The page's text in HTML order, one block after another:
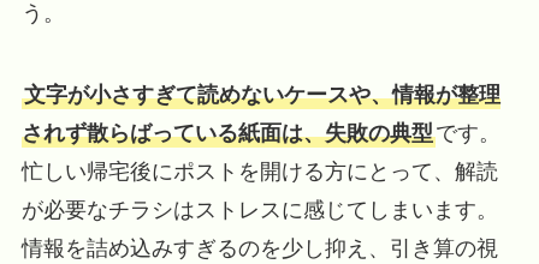
う。
文字が小さすぎて読めないケースや、情報が整理
されず散らばっている紙面は、失敗の典型です。
忙しい帰宅後にポストを開ける方にとって、解読
が必要なチラシはストレスに感じてしまいます。
情報を詰め込みすぎるのを少し抑え、引き算の視